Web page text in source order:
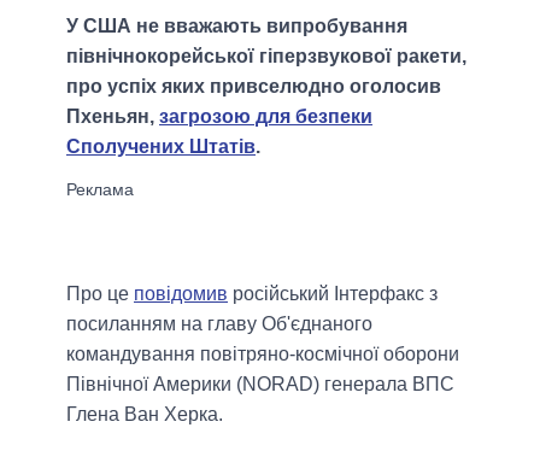
У США не вважають випробування
північнокорейської гіперзвукової ракети,
про успіх яких привселюдно оголосив
Пхеньян, загрозою для безпеки
Сполучених Штатів.
Про це повідомив російський Інтерфакс з
посиланням на главу Об'єднаного
командування повітряно-космічної оборони
Північної Америки (NORAD) генерала ВПС
Глена Ван Херка.